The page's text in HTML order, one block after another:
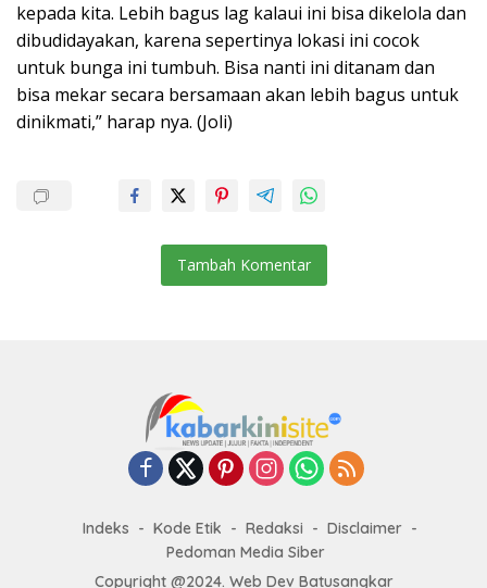
kepada kita. Lebih bagus lag kalaui ini bisa dikelola dan
dibudidayakan, karena sepertinya lokasi ini cocok
untuk bunga ini tumbuh. Bisa nanti ini ditanam dan
bisa mekar secara bersamaan akan lebih bagus untuk
dinikmati,” harap nya. (Joli)
Tambah Komentar
Indeks Kode Etik Redaksi
Disclaimer
Pedoman Media Siber
Copyright @2024. Web Dev Batusangkar